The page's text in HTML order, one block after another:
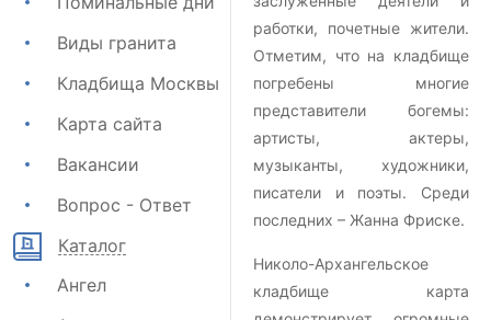
Виды гранита
Кладбища Москвы
Карта сайта
Вакансии
Вопрос - Ответ
Каталог
Ангел
работки, почетные жители.
Отметим, что на кладбище
погребены многие
представители богемы:
артисты, актеры,
музыканты, художники,
писатели и поэты. Среди
последних – Жанна Фриске.
Николо-Архангельское
кладбище карта